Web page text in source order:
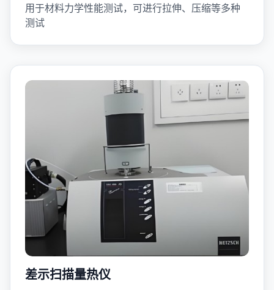
用于材料力学性能测试，可进行拉伸、压缩等多种
测试
差示扫描量热仪